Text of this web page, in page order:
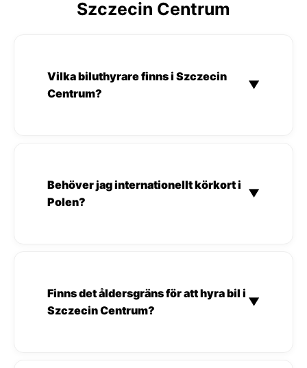
Szczecin Centrum
Vilka biluthyrare finns i Szczecin
Centrum?
▼
Behöver jag internationellt körkort i
Polen?
▼
Finns det åldersgräns för att hyra bil i
Szczecin Centrum?
▼